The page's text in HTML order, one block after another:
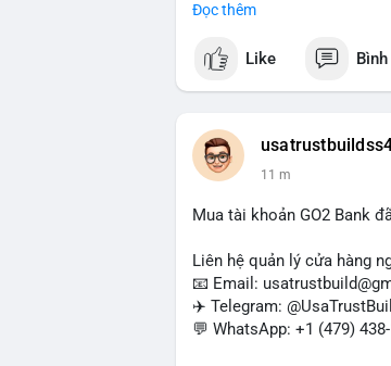
thanh toán trực tuyến,
#sendmoney #trustbuild
Đọc thêm
Like
12 m
Mua tài khoản GO2 Bank
Liên hệ quản lý cửa hàng
📧 Email:
✈️ Telegram:
💬 WhatsApp: +1 (479)